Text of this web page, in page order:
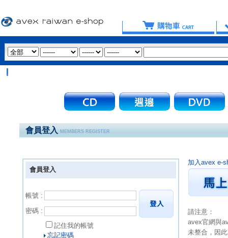
會員登入MEMBERS REGISTER
會員登入
帳號 :
密碼 :
記住我的帳號
忘記密碼
加入avex e-
請注意：
avex官網與
未整合，因